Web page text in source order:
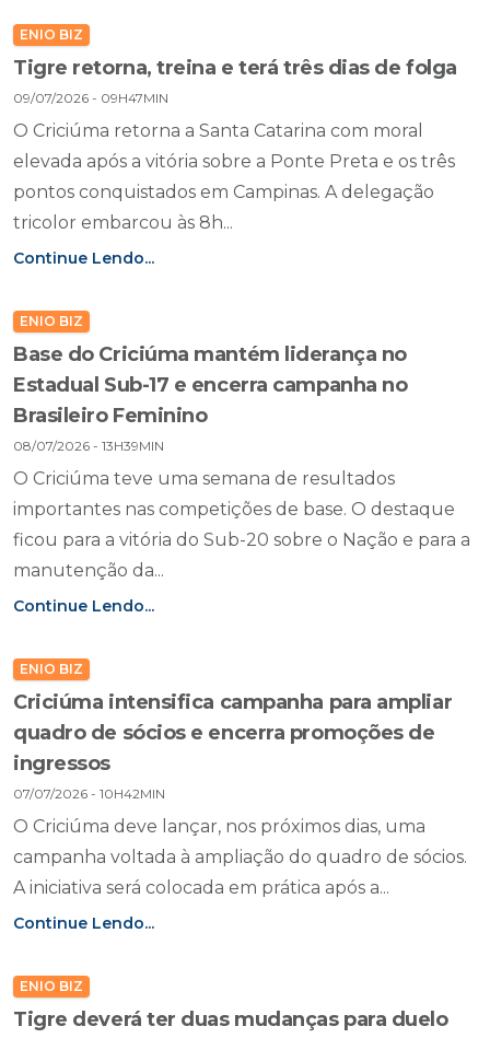
ENIO BIZ
Tigre retorna, treina e terá três dias de folga
09/07/2026 - 09H47MIN
O Criciúma retorna a Santa Catarina com moral
elevada após a vitória sobre a Ponte Preta e os três
pontos conquistados em Campinas. A delegação
tricolor embarcou às 8h...
Continue Lendo...
ENIO BIZ
Base do Criciúma mantém liderança no
Estadual Sub-17 e encerra campanha no
Brasileiro Feminino
08/07/2026 - 13H39MIN
O Criciúma teve uma semana de resultados
importantes nas competições de base. O destaque
ficou para a vitória do Sub-20 sobre o Nação e para a
manutenção da...
Continue Lendo...
ENIO BIZ
Criciúma intensifica campanha para ampliar
quadro de sócios e encerra promoções de
ingressos
07/07/2026 - 10H42MIN
O Criciúma deve lançar, nos próximos dias, uma
campanha voltada à ampliação do quadro de sócios.
A iniciativa será colocada em prática após a...
Continue Lendo...
ENIO BIZ
Tigre deverá ter duas mudanças para duelo